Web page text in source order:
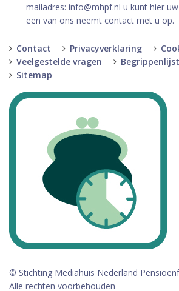
mailadres: info@mhpf.nl u kunt hier
een van ons neemt contact met u op.
Contact Privacyverklaring
Veelgestelde vragen
Begrippenlijst
Sitemap
© Stichting Mediahuis Nederland
Alle rechten voorbehouden